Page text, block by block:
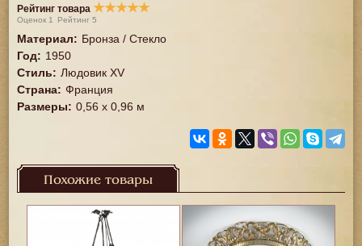
Рейтинг товара ★★★★★
Оценок 1 Рейтинг5
Материал: Бронза / Стекло
Год: 1950
Стиль: Людовик XV
Страна: Франция
Размеры: 0,56 х 0,96 м
Похожие товары